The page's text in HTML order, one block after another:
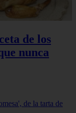
de los
nunca